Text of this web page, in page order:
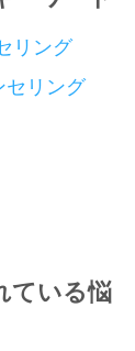
リング
セリング
ている悩